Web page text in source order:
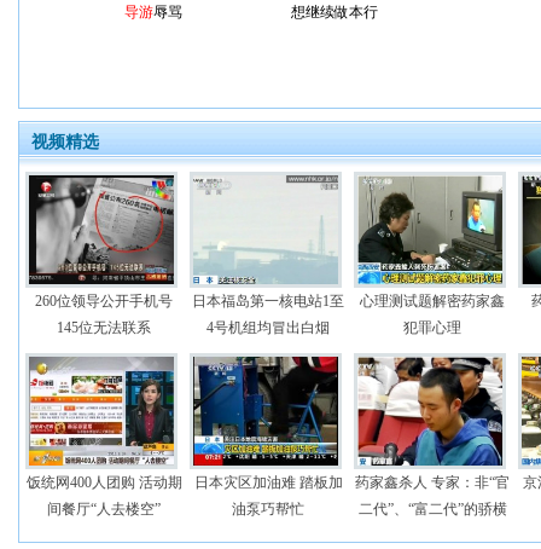
导游辱骂
想继续做本行
视频精选
260位领导公开手机号
145位无法联系
日本福岛第一核电站1至
4号机组均冒出白烟
心理测试题解密药家鑫
犯罪心理
饭统网400人团购 活动期
间餐厅“人去楼空”
日本灾区加油难 踏板加
油泵巧帮忙
药家鑫杀人 专家：非“官
二代”、“富二代”的骄横
京